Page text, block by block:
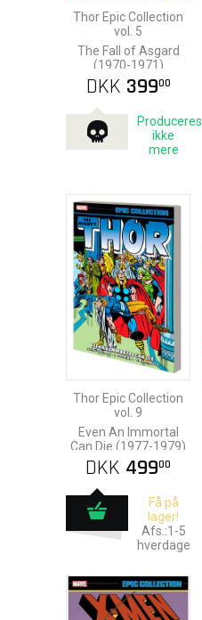
Thor Epic Collection
vol. 5
The Fall of Asgard
(1970-1971)
DKK 39900
Produceres
ikke
mere
Thor Epic Collection
vol. 9
Even An Immortal
Can Die (1977-1979)
DKK 49900
Få på
lager!
Afs.:1-5
hverdage